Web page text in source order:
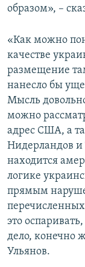
образом», –
«Как можно
качестве
размещение
нанесло бы
Мысль
можно
адрес США, а
Нидерландов
находится
логике
прямым
перечисленных
это
дело, конечно
Ульянов.